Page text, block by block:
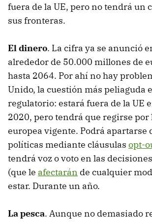
fuera de la UE, pero no tendrá un
sus fronteras.
El dinero. La cifra ya se anunció
alrededor de 50.000 millones de
hasta 2064. Por ahí no hay
Unido, la cuestión más peliaguda
regulatorio: estará fuera de la UE
2020, pero tendrá que regirse por
europea vigente. Podrá apartarse
políticas mediante cláusulas opt-
tendrá voz o voto en las
(que le afectarán de cualquier
estar. Durante un año.
La pesca. Aunque no demasiado